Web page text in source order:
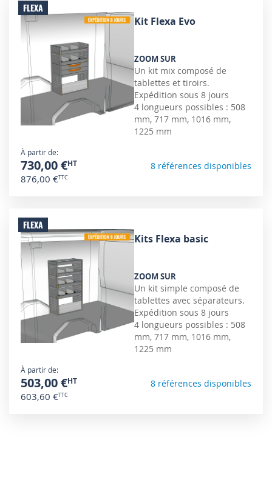
FLEXA
Kit Flexa Evo
ZOOM SUR
Un kit mix composé de
tablettes et tiroirs.
Expédition sous 8 jours
4 longueurs possibles : 508
mm, 717 mm, 1016 mm,
1225 mm
À partir de
730,00 €
876,00 €
8 références disponibles
FLEXA
Kits Flexa basic
ZOOM SUR
Un kit simple composé de
tablettes avec séparateurs.
Expédition sous 8 jours
4 longueurs possibles : 508
mm, 717 mm, 1016 mm,
1225 mm
À partir de
503,00 €
603,60 €
8 références disponibles